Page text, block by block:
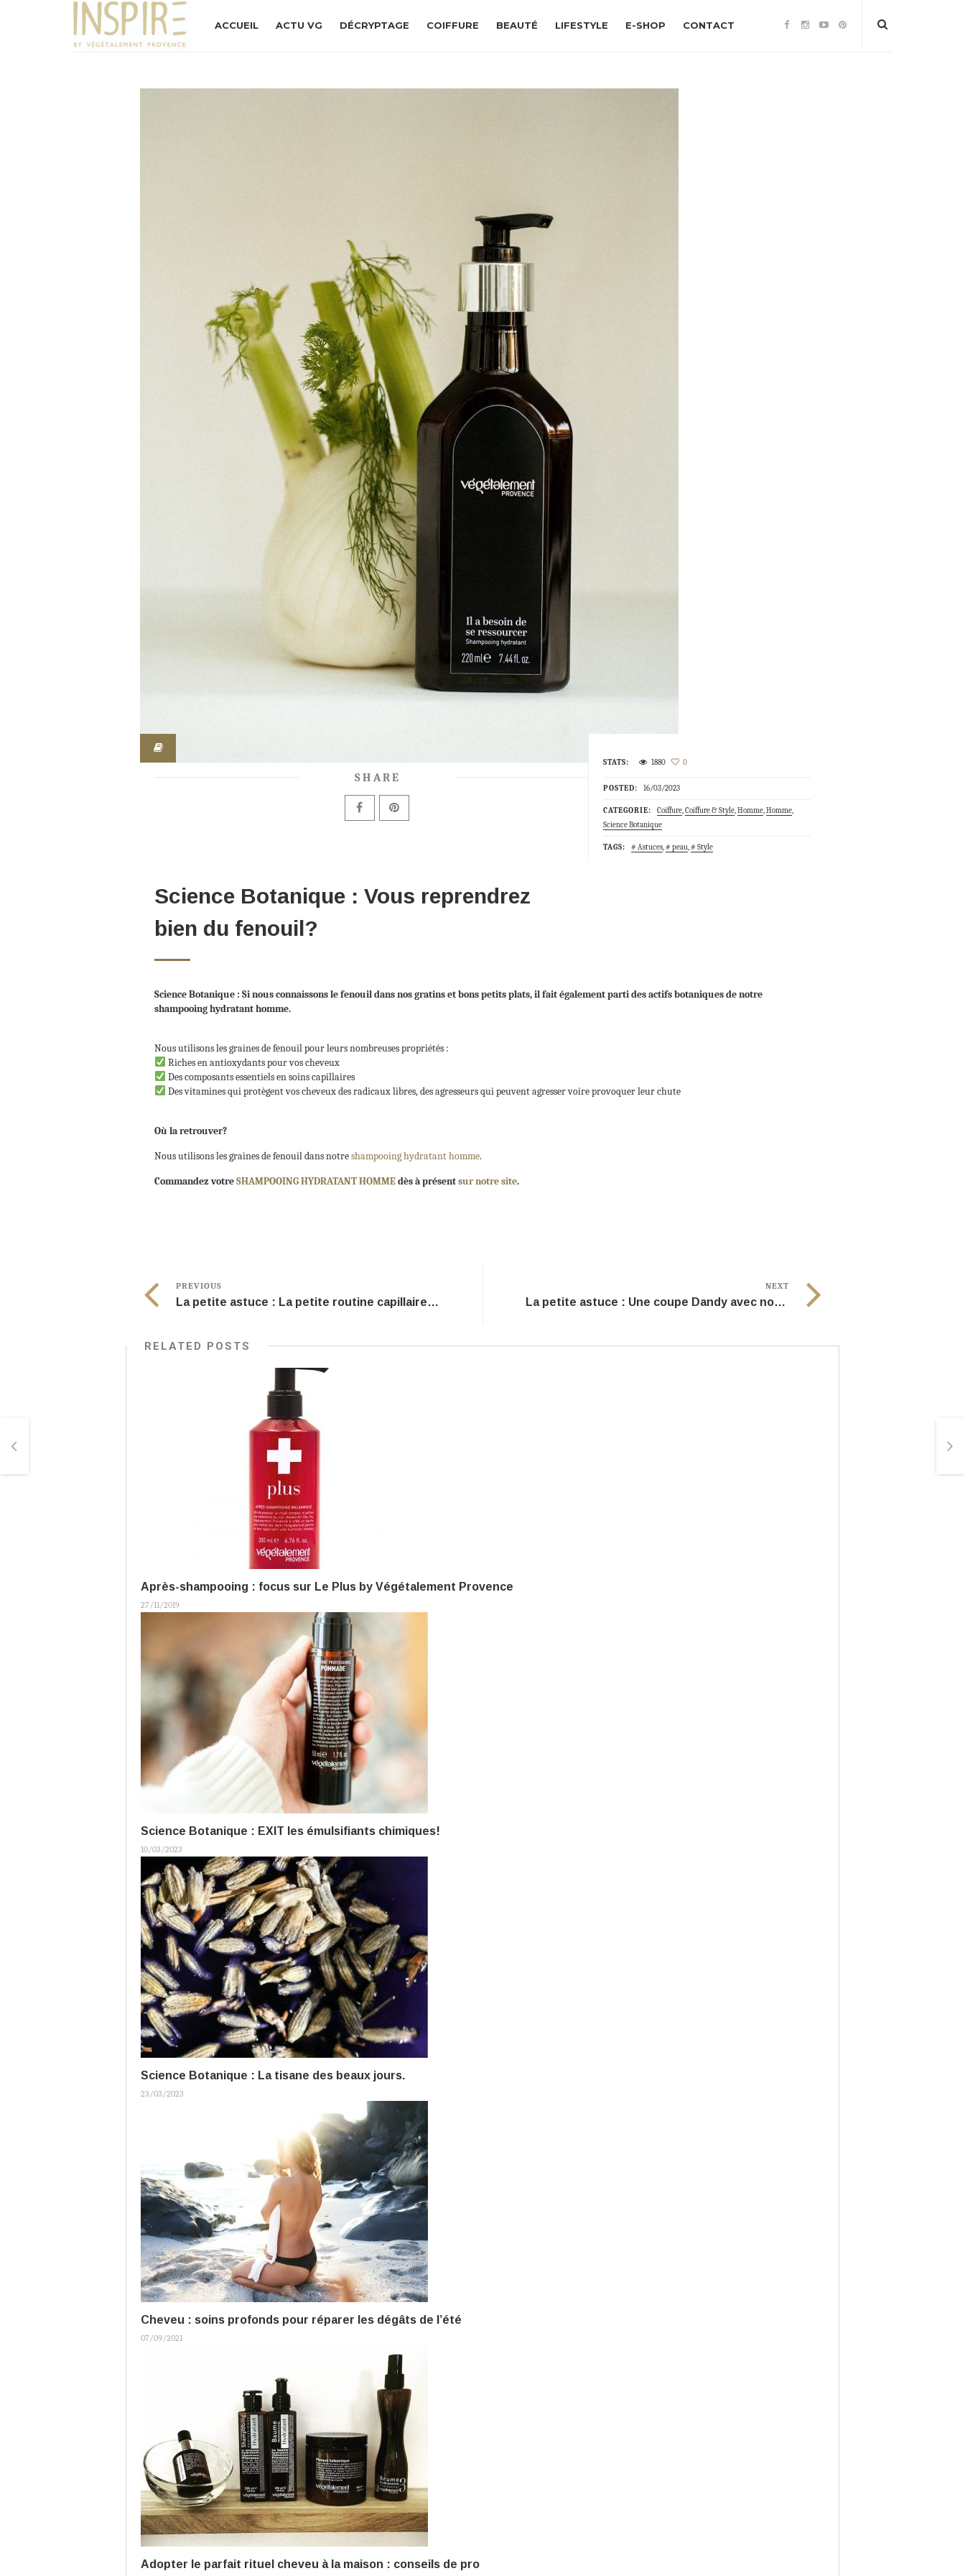
ACCUEIL ACTU VG DÉCRYPTAGE COIFFURE BEAUTÉ LIFESTYLE E-SHOP CONTACT
STATS: 1880 0
POSTED: 16/03/2023
CATEGORIE: Coiffure,Coiffure & Style,Homme,Homme,
Science Botanique
TAGS: Astuces, peau, Style
SHARE
Science Botanique : Vous reprendrez
bien du fenouil?
Science Botanique : Si nous connaissons le fenouil dans nos gratins et bons petits plats, il fait également parti des actifs botaniques de notre
shampooing hydratant homme.
Nous utilisons les graines de fenouil pour leurs nombreuses propriétés :
Riches en antioxydants pour vos cheveux
Des composants essentiels en soins capillaires
Des vitamines qui protègent vos cheveux des radicaux libres, des agresseurs qui peuvent agresser voire provoquer leur chute
Où la retrouver?
Nous utilisons les graines de fenouil dans notreshampooing hydratant homme.
Commandez votreSHAMPOOING HYDRATANT HOMMEdès à présentsur notre site.
PREVIOUS
La petite astuce : La petite routine capillaire parfaite.
NEXT
La petite astuce : Une coupe Dandy avec notre pommade.
RELATED POSTS
Après-shampooing : focus sur Le Plus by Végétalement Provence
27/11/2019
Science Botanique : EXIT les émulsifiants chimiques!
10/03/2023
Science Botanique : La tisane des beaux jours.
23/03/2023
Cheveu : soins profonds pour réparer les dégâts de l’été
07/09/2021
Adopter le parfait rituel cheveu à la maison : conseils de pro